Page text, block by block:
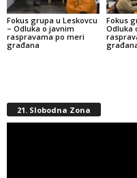
Fokus grupa u Leskovcu
– Odluka o javnim
raspravama po meri
građana
Fokus
Odluka
21. Slobodna Zona